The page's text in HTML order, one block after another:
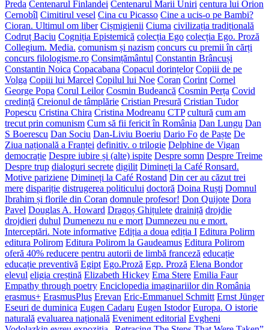
Preda Centenarul Finlandei Centenarul Marii Uniri centura lui Orion
Cernobîl Cimitirul vesel Cina cu Picasso Cine a ucis-o pe Bambi?
Cioran. Ultimul om liber Cișmigienii Ciuma civilizația tradițională
Codruț Baciu Cogniția Epistemică colecția Ego colecția Ego. Proză
Collegium. Media. comunism și nazism concurs cu premii în cărți
concurs filologisme.ro Consimțământul Constantin Brâncuși
Constantin Noica Copacabana Copacul dorințelor Copiii de pe
Volga Copiii lui Marcel Copilul lui Noe Coran Corint Cornel
George Popa Corul Leilor Cosmin Budeancă Cosmin Perța Covid
credință Creionul de tâmplărie Cristian Presură Cristian Tudor
Popescu Cristina Chira Cristina Modreanu CTP cultură cum am
trecut prin comunism Cum să fii fericit în România Dan Lungu Dan
S Boerescu Dan Sociu Dan-Liviu Boeriu Dario Fo de Paște De
Ziua națională a Franței definitiv. o trilogie Delphine de Vigan
democrație Despre iubire și (alte) ispite Despre somn Despre Treime
Despre trup dialoguri secrete digilit Dimineți la Café Ronsard.
Motive pariziene Dimineți la Café Rostand Din cer au căzut trei
mere dispariție distrugerea politicului doctoră Doina Ruști Domnul
Ibrahim și florile din Coran domnule profesor! Don Quijote Dora
Pavel Douglas A. Howard Dragoș Ghițulete drainiță drojdie
drojdieri duhul Dumenezu nu e mort Dumnezeu nu e mort.
Interceptări. Note informative Ediția a doua ediția I Editura Polirm
editura Polirom Editura Polirom la Gaudeamus Editura Polirom
oferă 40% reducere pentru autorii de limbă franceză educație
educație preventivă Egipt Ego.Proză Egp. Proză Elena Bondor
elevul eligia creștină Elizabeth Hickey Ema Stere Emilia Faur
Empathy through poetry Enciclopedia imaginariilor din România
erasmus+ ErasmusPlus Erevan Eric-Emmanuel Schmitt Ernst Jünger
Eseuri de duminica Eugen Cadaru Eugen Istodor Europa. O istorie
naturală evaluarea națională Eveniment editorial Evgheni